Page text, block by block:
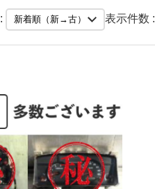
表示件数 :